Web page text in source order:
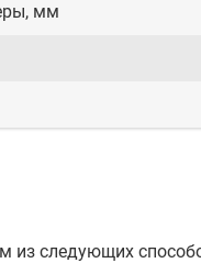
мм
из следующих